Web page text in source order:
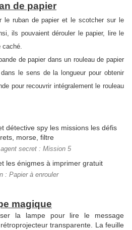
de papier
le ruban de papier et le scotcher sur le
ils pouvaient dérouler le papier, lire le
caché.
de papier dans un rouleau de papier
le sens de la longueur pour obtenir
pour recouvrir intégralement le rouleau
secret : Mission 5
: Papier à enrouler
magique
la lampe pour lire le message
transparente. La feuille